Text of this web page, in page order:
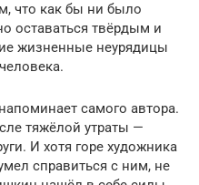
что как бы ни было
оставаться твёрдым и
жизненные неурядицы
самого автора.
тяжёлой утраты —
И хотя горе художника
справиться с ним, не